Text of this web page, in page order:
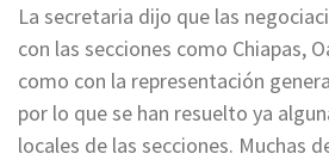
La secretaria dijo que las
con las secciones como Chiapas,
como con la representación
por lo que se han resuelto ya
locales de las secciones. Muchas